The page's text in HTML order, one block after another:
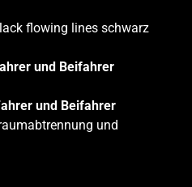
flowing lines schwarz
und Beifahrer
und Beifahrer
und